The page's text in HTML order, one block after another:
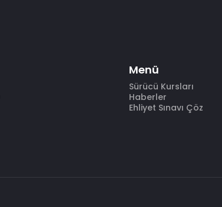
Menü
Sürücü Kursları
Haberler
Ehliyet Sınavı Çöz